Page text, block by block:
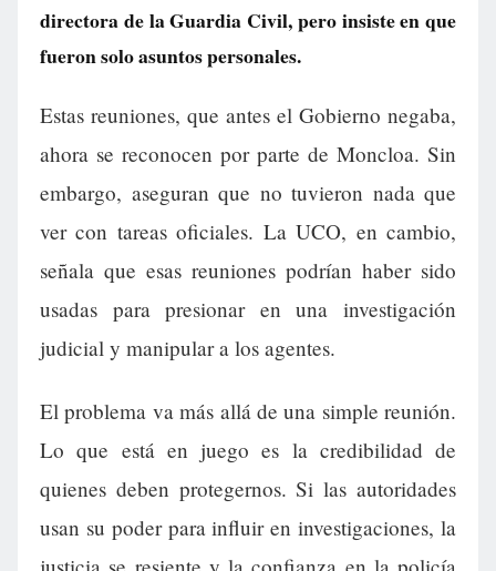
directora de la Guardia Civil, pero insiste en que
fueron solo asuntos personales.
Estas reuniones, que antes el Gobierno negaba,
ahora se reconocen por parte de Moncloa. Sin
embargo, aseguran que no tuvieron nada que
ver con tareas oficiales. La UCO, en cambio,
señala que esas reuniones podrían haber sido
usadas para presionar en una investigación
judicial y manipular a los agentes.
El problema va más allá de una simple reunión.
Lo que está en juego es la credibilidad de
quienes deben protegernos. Si las autoridades
usan su poder para influir en investigaciones, la